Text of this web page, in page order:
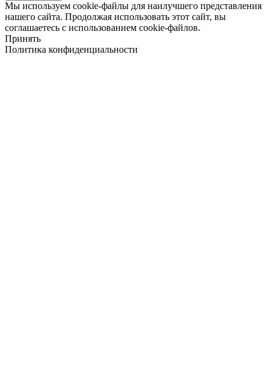
Мы используем cookie-файлы для наилучшего представления
нашего сайта. Продолжая использовать этот сайт, вы
соглашаетесь с использованием cookie-файлов.
Принять
Политика конфиденциальности